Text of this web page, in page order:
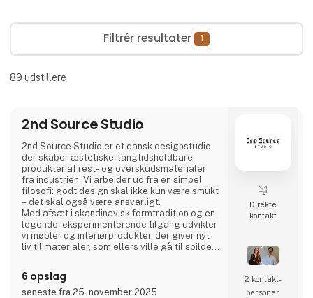
Filtrér resultater 1
89 udstillere
2nd Source Studio
2nd Source Studio er et dansk designstudio,
der skaber æstetiske, langtidsholdbare
produkter af rest- og overskudsmaterialer
fra industrien. Vi arbejder ud fra en simpel
filosofi: godt design skal ikke kun være smukt
– det skal også være ansvarligt.
Med afsæt i skandinavisk formtradition og en
legende, eksperimenterende tilgang udvikler
vi møbler og interiørprodukter, der giver nyt
liv til materialer, som ellers ville gå til spilde.
gennemsigtighed og ærlighed er centrale
værdier.
6 opslag
seneste fra 25. november 2025
Direkte
kontakt
2 kontakt­
personer